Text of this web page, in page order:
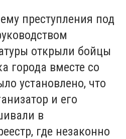
преступления под
открыли бойцы
города вместе со
установлено, что
и его
в
где незаконно